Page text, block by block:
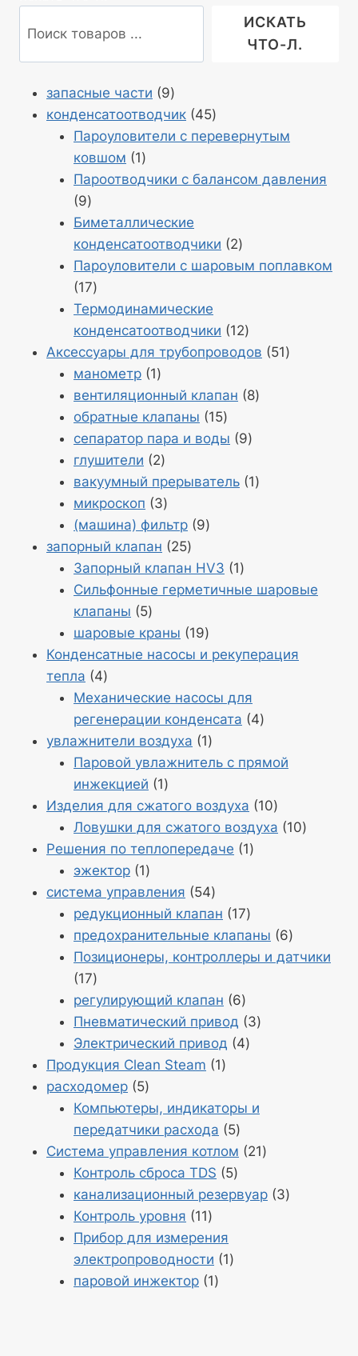
ИСКАТЬ
ЧТО-Л.
запасные части 9Продукция
9
конденсатоотводчик 45Продукция
45
Пароуловители с перевернутым
ковшом
1Продукт
1
Пароотводчики с балансом давления
9Продукция
9
Биметаллические
конденсатоотводчики
2Продукция
2
Пароуловители с шаровым поплавком
17Продукция
17
Термодинамические
конденсатоотводчики
12Продукция
12
Аксессуары для трубопроводов 51Продукт
манометр 1Продукт
1
вентиляционный клапан 8Продукция
обратные клапаны 15Продукция
15
сепаратор пара и воды 9Продукция
глушители 2Продукция
2
вакуумный прерыватель 1Продукт
микроскоп 3Продукция
3
(машина) фильтр 9Продукция
запорный клапан 25Продукция
25
Запорный клапан HV3 1Продукт
1
Сильфонные герметичные шаровые
клапаны
5Продукция
5
шаровые краны 19Продукция
19
Конденсатные насосы и рекуперация
тепла
4Продукция
4
Механические насосы для
регенерации конденсата
4Продукция
увлажнители воздуха 1Продукт
1
Паровой увлажнитель с прямой
инжекцией
1Продукт
1
Изделия для сжатого воздуха 10Продукция
10
Ловушки для сжатого воздуха 10
Решения по теплопередаче 1Продукт
эжектор 1Продукт
1
система управления 54Продукция
54
редукционный клапан 17Продукция
17
предохранительные клапаны 6
6
Позиционеры, контроллеры и датчики
17Продукция
17
регулирующий клапан 6Продукция
6
Пневматический привод 3Продукция
Электрический привод 4Продукция
Продукция Clean Steam 1Продукт
расходомер 5Продукция
5
Компьютеры, индикаторы и
передатчики расхода
5Продукция
5
Система управления котлом 21Продукт
Контроль сброса TDS 5Продукция
5
канализационный резервуар 3Продукция
Контроль уровня 11Продукция
11
Прибор для измерения
электропроводности
1Продукт
паровой инжектор 1Продукт